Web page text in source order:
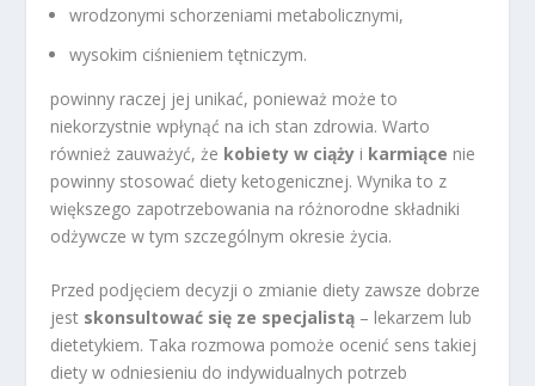
wrodzonymi schorzeniami metabolicznymi,
wysokim ciśnieniem tętniczym.
powinny raczej jej unikać, ponieważ może to
niekorzystnie wpłynąć na ich stan zdrowia. Warto
również zauważyć, że kobiety w ciąży i karmiące nie
powinny stosować diety ketogenicznej. Wynika to z
większego zapotrzebowania na różnorodne składniki
odżywcze w tym szczególnym okresie życia.
Przed podjęciem decyzji o zmianie diety zawsze dobrze
jest skonsultować się ze specjalistą – lekarzem lub
dietetykiem. Taka rozmowa pomoże ocenić sens takiej
diety w odniesieniu do indywidualnych potrzeb